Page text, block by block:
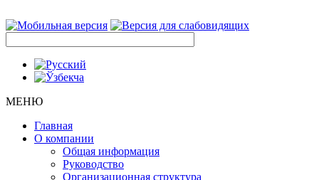
МЕНЮ
Главная
О компании
Общая информация
Руководство
Организационная структура